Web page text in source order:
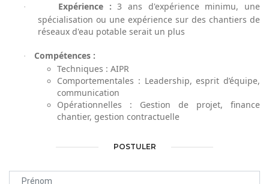
· Expérience : 3 ans d'expérience minimu, une
spécialisation ou une expérience sur des chantiers de
réseaux d'eau potable serait un plus
·
Compétences :
Techniques : AIPR
Comportementales : Leadership, esprit d’équipe,
communication
Opérationnelles : Gestion de projet, finance
chantier, gestion contractuelle
POSTULER